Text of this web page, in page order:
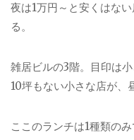
夜は1万円～と安くはな
る。
雑居ビルの3階。目印は小
10坪もない小さな店が、
ここのランチは1種類の